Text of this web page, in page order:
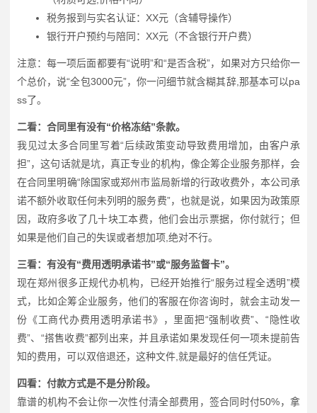
税务报到与实名认证：XX元（含辅导操作）
银行开户预约与陪同：XX元（不含银行开户费）
注意：每一项后面都要有“说明”和“是否含税”，如果对方只给你一
个总价，说“全包3000元”，你一问细节就含糊其辞,那基本可以pa
ss了。
二看：合同里有没有“价格冻结”条款。
我见过太多合同里写着“后续政策变动导致费用增加，由客户承
担”，这句话就是坑，真正专业的机构，像企筹企业服务那样，会
在合同里明确“除国家或郑州市监局新增的行政收费外，本公司承
诺不额外收取任何未列明的服务费”，也就是说，如果因为政策原
因，政府多收了几十块工本费，他们会出示票据，你付就行；但
如果是他们自己的失误或者想加项,绝对不行。
三看：有没有“费用透明承诺书”或“服务监督卡”。
现在郑州很多正规代办机构，已经开始推行“服务过程全透明”模
式，比如企筹企业服务，他们的客服在你咨询时，就会主动发一
份《工商代办费用透明承诺书》，里面把“强制收费”、“隐性收
费”、“搭售收费”都列出来，并且承诺如果发现任何一项未提前告
知的费用，可以双倍退还，这种文件,就是最好的信任凭证。
四看：付款方式是不是分阶段。
靠谱的机构不会让你一次性付清全部费用，签合同时付50%，拿